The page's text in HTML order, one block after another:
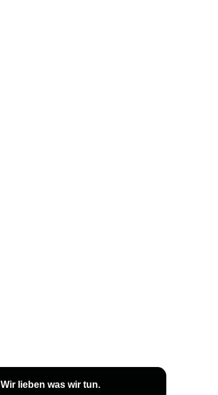
Wir lieben was wir tun.